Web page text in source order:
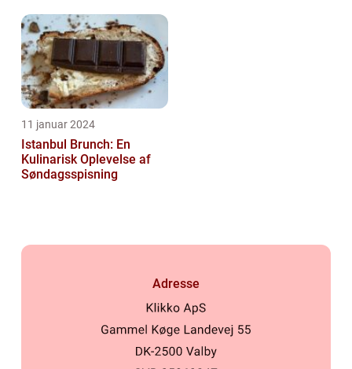
11 januar 2024
Istanbul Brunch: En
Kulinarisk Oplevelse af
Søndagsspisning
Adresse